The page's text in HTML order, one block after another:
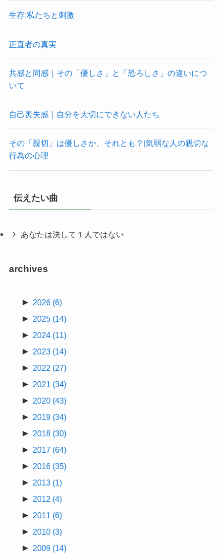
生存:私たちと刺激
正直者の真実
共感と同感｜その「優しさ」と「恐ろしさ」の違いにつ
いて
自己喪失感｜自分を大切にできない人たち
その「親切」は優しさか、それとも？|気弱な人の親切な
行為の心理
伝えたい曲
あなたは決して１人ではない
archives
► 2026 (6)
► 2025 (14)
► 2024 (11)
► 2023 (14)
► 2022 (27)
► 2021 (34)
► 2020 (43)
► 2019 (34)
► 2018 (30)
► 2017 (64)
► 2016 (35)
► 2013 (1)
► 2012 (4)
► 2011 (6)
► 2010 (3)
► 2009 (14)